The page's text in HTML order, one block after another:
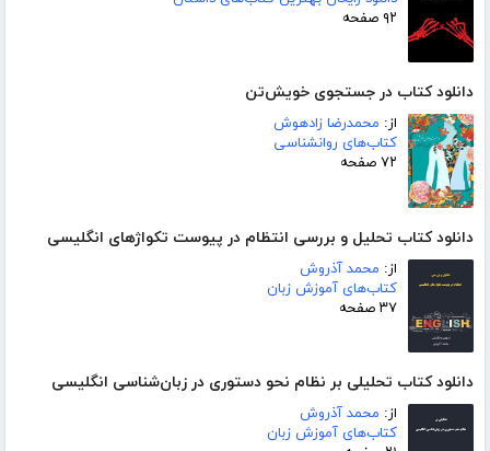
۹۲ صفحه
دانلود کتاب در جستجوی خویش‌تن
از: محمدرضا زادهوش
کتاب‌های روانشناسی
۷۲ صفحه
دانلود کتاب تحلیل و بررسی انتظام در پیوست تکواژهای انگلیسی
از: محمد آذروش
کتاب‌های آموزش زبان
۳۷ صفحه
دانلود کتاب تحلیلی بر نظام نحو دستوری در زبان‌شناسی انگلیسی
از: محمد آذروش
کتاب‌های آموزش زبان